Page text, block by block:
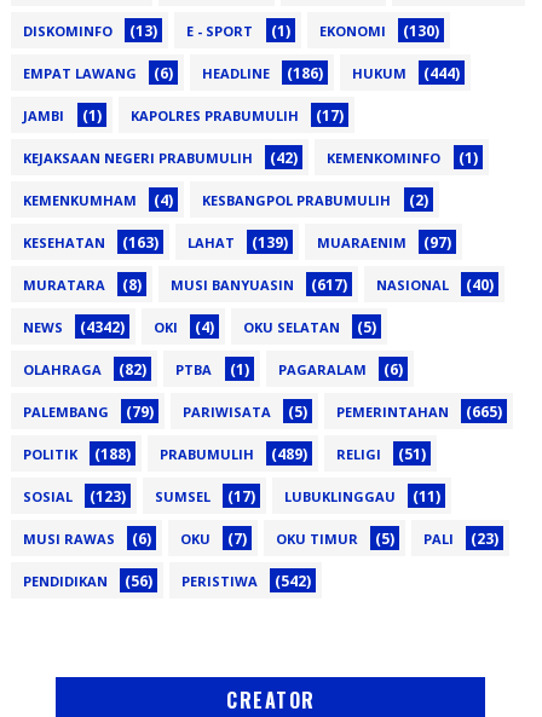
DISKOMINFO (13) E - SPORT (1) EKONOMI (130)
EMPAT LAWANG (6) HEADLINE (186) HUKUM (444)
JAMBI (1) KAPOLRES PRABUMULIH (17)
KEJAKSAAN NEGERI PRABUMULIH (42) KEMENKOMINFO (1)
KEMENKUMHAM (4) KESBANGPOL PRABUMULIH (2)
KESEHATAN (163) LAHAT (139) MUARAENIM (97)
MURATARA (8) MUSI BANYUASIN (617) NASIONAL (40)
NEWS (4342) OKI (4) OKU SELATAN (5)
OLAHRAGA (82) PTBA (1) PAGARALAM (6)
PALEMBANG (79) PARIWISATA (5) PEMERINTAHAN (665)
POLITIK (188) PRABUMULIH (489) RELIGI (51)
SOSIAL (123) SUMSEL (17) LUBUKLINGGAU (11)
MUSI RAWAS (6) OKU (7) OKU TIMUR (5) PALI (23)
PENDIDIKAN (56) PERISTIWA (542)
CREATOR